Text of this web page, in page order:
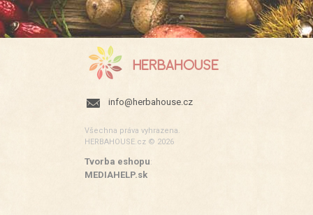
info@herbahouse.cz
Všechna práva vyhrazena.
HERBAHOUSE.cz © 2026
Tvorba eshopu:
MEDIAHELP.sk